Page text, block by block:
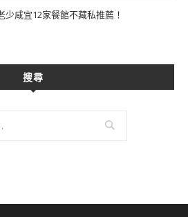
咸宜12家餐館不藏私推薦！
搜尋